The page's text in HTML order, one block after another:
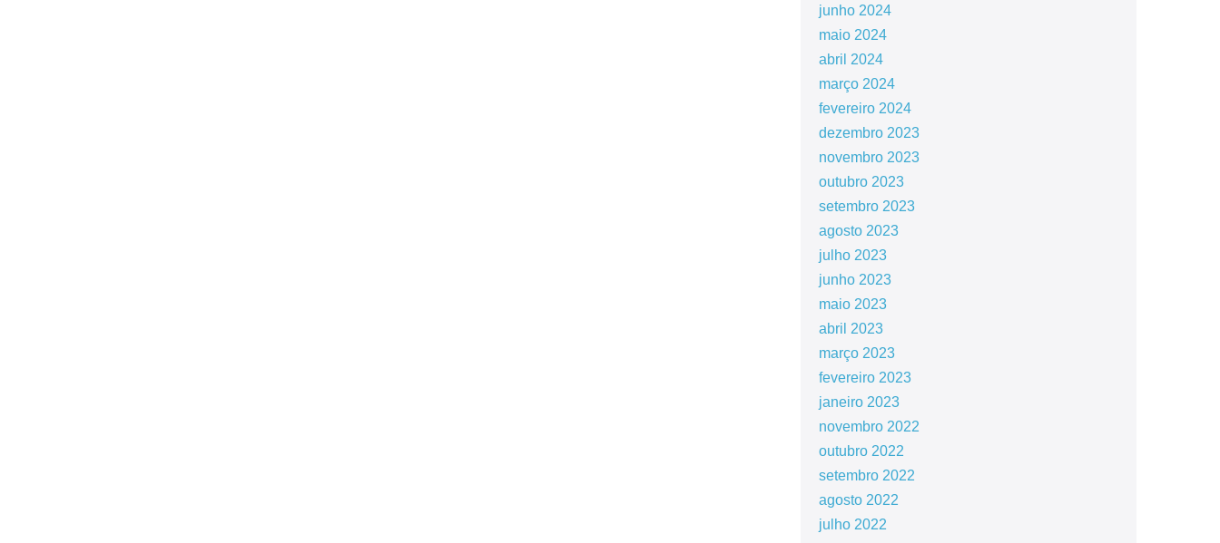
junho 2024
maio 2024
abril 2024
março 2024
fevereiro 2024
dezembro 2023
novembro 2023
outubro 2023
setembro 2023
agosto 2023
julho 2023
junho 2023
maio 2023
abril 2023
março 2023
fevereiro 2023
janeiro 2023
novembro 2022
outubro 2022
setembro 2022
agosto 2022
julho 2022